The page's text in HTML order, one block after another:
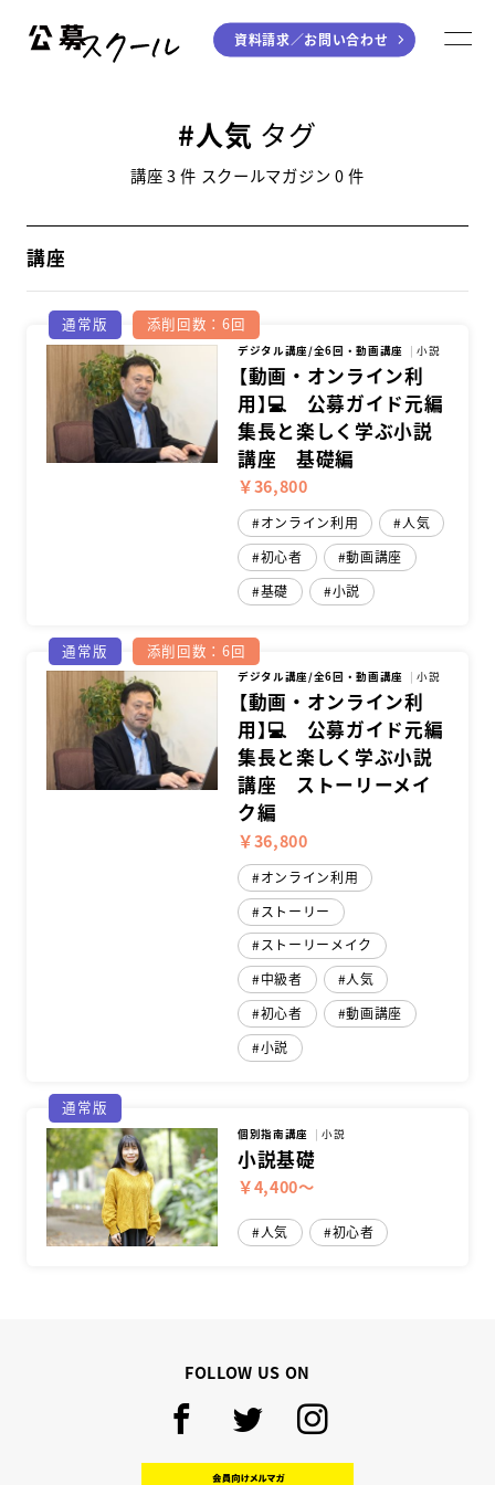
ジャンルから探す
童話
ライティング
川柳・短歌・俳句
学び方から探す
デジタル講座
入門・実践講座
受講の流れ
ニュース
資料請求／お問い合わせ
資料請求／お問い合わせ
オンライン課題提出
人気 タグ
講座 3 件 スクールマガジン 0 件
講座
通常版 添削回数：6回
デジタル講座/全6回・動画講座 小説
【動画・オンライン利
用】💻 公募ガイド元編
集長と楽しく学ぶ小説
講座 基礎編
￥36,800
オンライン利用
人気
初心者
動画講座
基礎
小説
通常版 添削回数：6回
デジタル講座/全6回・動画講座 小説
【動画・オンライン利
用】💻 公募ガイド元編
集長と楽しく学ぶ小説
講座 ストーリーメイ
ク編
￥36,800
オンライン利用
ストーリー
ストーリーメイク
中級者
人気
初心者
動画講座
小説
通常版
個別指南講座 小説
小説基礎
￥4,400～
人気 初心者
FOLLOW US ON